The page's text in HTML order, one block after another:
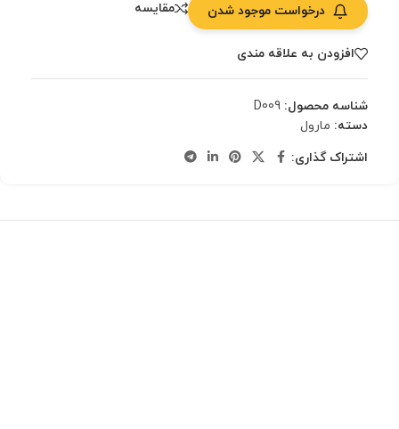
درخواست موجود شدن مقایسه
افزودن به علاقه مندی
شناسه محصول: D009
دسته: مارول
اشتراک گذاری: